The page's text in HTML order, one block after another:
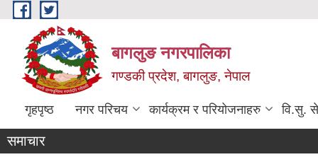
Skip to main content
बागलुङ नगरपालिका
गण्डकी प्रदेश, बागलुङ, नेपाल
गृहपृष्ठ नगर परिचय कार्यक्रम र परियोजनाहरु वि.सु.
समाचार